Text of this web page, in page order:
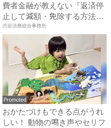
費者金融が教えない『返済停
止して減額・免除する方法』
で...
渋谷法務総合事務所
Promoted
おかたづけもできる点がうれ
しい！ 動物の鳴き声やセリフ